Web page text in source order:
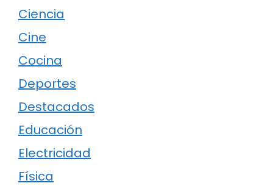
Ciencia
Cine
Cocina
Deportes
Destacados
Educación
Electricidad
Física